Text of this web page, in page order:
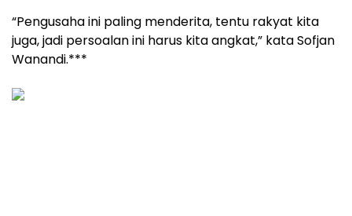
“Pengusaha ini paling menderita, tentu rakyat kita
juga, jadi persoalan ini harus kita angkat,” kata Sofjan
Wanandi.***